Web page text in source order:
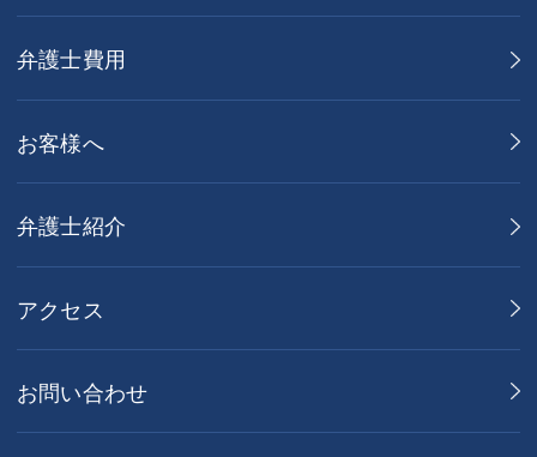
弁護士費用
お客様へ
弁護士紹介
アクセス
お問い合わせ